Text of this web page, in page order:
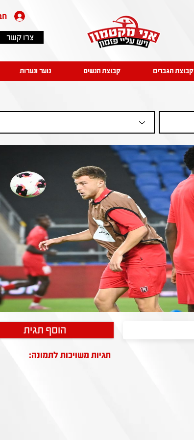
צרו קשר
קבוצת הגברים קבוצת הנשים נוער ונערות
הוסף תגית
תגיות משויכות לתמונה: